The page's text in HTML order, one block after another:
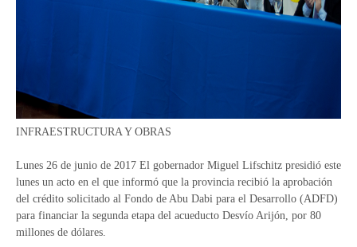
INFRAESTRUCTURA Y OBRAS
Lunes 26 de junio de 2017 El gobernador Miguel Lifschitz presidió este
lunes un acto en el que informó que la provincia recibió la aprobación
del crédito solicitado al Fondo de Abu Dabi para el Desarrollo (ADFD)
para financiar la segunda etapa del acueducto Desvío Arijón, por 80
millones de dólares.